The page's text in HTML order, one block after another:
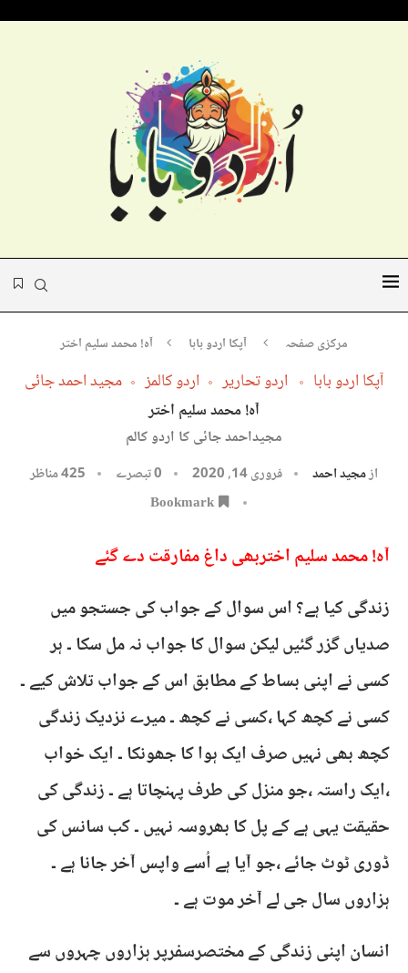
مرکزی صفحہ آپکا اردو بابا آہ! محمد سلیم اختر
آپکا اردو بابا اردو تحاریر اردو کالمز مجید احمد جائی
آہ! محمد سلیم اختر
مجیداحمد جائی کا اردو کالم
ازمجید احمد فروری 14, 2020 0 تبصرے 425مناظر
Bookmark
آہ! محمد سلیم اختربھی داغ مفارقت دے گئے
زندگی کیا ہے؟ اس سوال کے جواب کی جستجو میں
صدیاں گزر گئیں لیکن سوال کا جواب نہ مل سکا ۔ ہر
کسی نے اپنی بساط کے مطابق اس کے جواب تلاش کیے ۔
کسی نے کچھ کہا ،کسی نے کچھ ۔ میرے نزدیک زندگی
کچھ بھی نہیں صرف ایک ہوا کا جھونکا ۔ ایک خواب
،ایک راستہ ،جو منزل کی طرف پہنچاتا ہے ۔ زندگی کی
حقیقت یہی ہے کے پل کا بھروسہ نہیں ۔ کب سانس کی
ڈوری ٹوٹ جائے ،جو آیا ہے اُسے واپس آخر جانا ہے ۔
ہزاروں سال جی لے آخر موت ہے ۔
انسان اپنی زندگی کے مختصرسفرپر ہزاروں چہروں سے